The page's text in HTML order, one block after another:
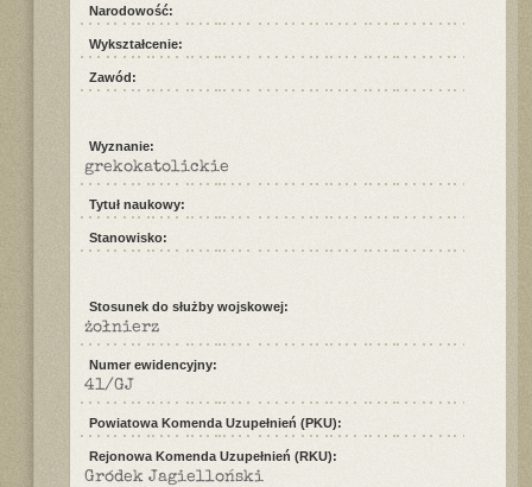
Narodowość:
Wykształcenie:
Zawód:
Wyznanie:
grekokatolickie
Tytuł naukowy:
Stanowisko:
Stosunek do służby wojskowej:
żołnierz
Numer ewidencyjny:
41/GJ
Powiatowa Komenda Uzupełnień (PKU):
Rejonowa Komenda Uzupełnień (RKU):
Gródek Jagielloński